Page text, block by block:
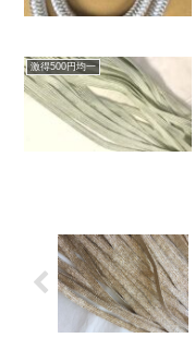
激得500円均一